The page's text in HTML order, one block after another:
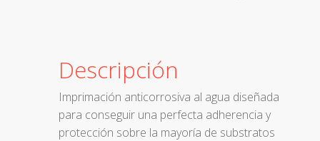
Descripción
Imprimación anticorrosiva al agua diseñada
para conseguir una perfecta adherencia y
protección sobre la mayoría de substratos